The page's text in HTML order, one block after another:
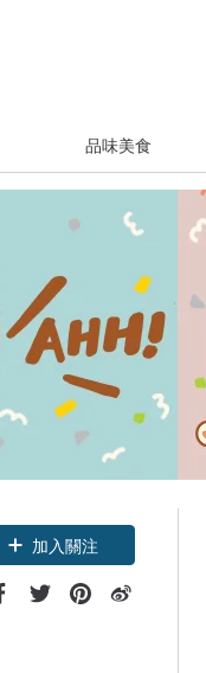
品味美食
加入關注